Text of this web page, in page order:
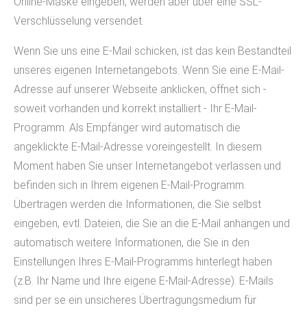
Verschlüsselung versendet.
Wenn Sie uns eine E-Mail schicken, ist das kein Bestandteil
unseres eigenen Internetangebots. Wenn Sie eine E-Mail-
Adresse auf unserer Webseite anklicken, öffnet sich -
soweit vorhanden und korrekt installiert - Ihr E-Mail-
Programm. Als Empfänger wird automatisch die
angeklickte E-Mail-Adresse voreingestellt. In diesem
Moment haben Sie unser Internetangebot verlassen und
befinden sich in Ihrem eigenen E-Mail-Programm.
Übertragen werden die Informationen, die Sie selbst
eingeben, evtl. Dateien, die Sie an die E-Mail anhängen und
automatisch weitere Informationen, die Sie in den
Einstellungen Ihres E-Mail-Programms hinterlegt haben
(z.B. Ihr Name und Ihre eigene E-Mail-Adresse). E-Mails
sind per se ein unsicheres Übertragungsmedium für